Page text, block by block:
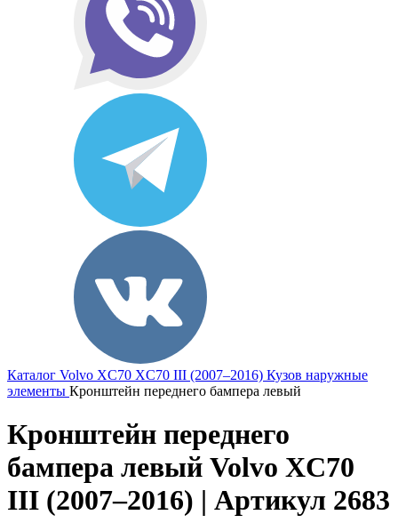
Каталог Volvo XC70 XC70 III (2007–2016) Кузов наружные
элементы Кронштейн переднего бампера левый
Кронштейн переднего
бампера левый Volvo XC70
III (2007–2016) | Артикул 2683